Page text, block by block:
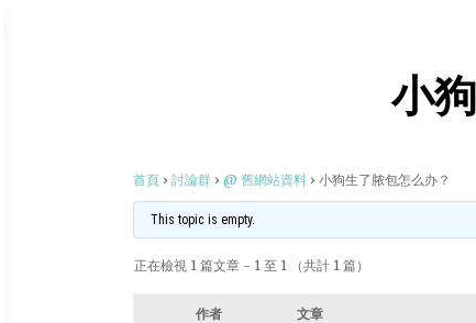
小
首頁 › 討論群 › @ 舊網站資料 › 小狗生了脓包怎么办？
This topic is empty.
正在檢視 1 篇文章 - 1 至 1 （共計 1 篇）
作者 文章